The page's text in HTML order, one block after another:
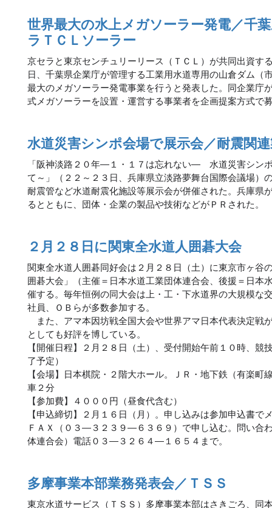
世界最大の水上メガソーラー発電／千
ラＴＣＬソーラー
京セラと東京センチュリーリース（ＴＣＬ）が共同出資す
日、千葉県企業庁が管理する工業用水道専用の山倉ダム（
最大のメガソーラー発電事業を行うと発表した。同企業庁
式メガソーラーを設置・運営する事業者を企画提案方式で
水道災害シンポ会場で展示会／耐震関
「阪神淡路２０年―１・１７は忘れない― 水道災害シン
て～」（２２～２３日、兵庫県立淡路夢舞台国際会議場）
耐震管など水道耐震化施設等展示会が併催された。兵庫県
るとともに、団体・企業の製品や技術などがＰＲされた。
２月２８日に関東全水道人囲碁大会
関東全水道人囲碁同好会は２月２８日（土）に東京市ヶ谷
囲碁大会」（主催＝日本水道工業団体連合会、後援＝日本
催する。毎年恒例の同大会は上・工・下水道界の大規模な
社員、ＯＢらが多数参加する。
また、アマ本因坊戦全国大会や世界アマ日本代表決定戦
としても好評を博している。
【開催日程】２月２８日（土）、受付開始午前１０時、
了予定）
【会場】日本棋院・２階大ホール。ＪＲ・地下鉄（有楽
車２分
【参加費】４０００円（昼食代含む）
【申込締切】２月１６日（月）。申し込みは参加申込書で
ＦＡＸ（０３―３２３９―６３６９）で申し込む。問い合
体連合会）電話０３―３２６４―１６５４まで。
多摩事業本部業務発表会／ＴＳＳ
東京水道サービス（ＴＳＳ）多摩事業本部はさきごろ、同